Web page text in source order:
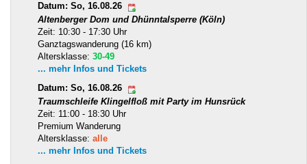
Datum: So, 16.08.26
Altenberger Dom und Dhünntalsperre (Köln)
Zeit: 10:30 - 17:30 Uhr
Ganztagswanderung (16 km)
Altersklasse: 30-49
... mehr Infos und Tickets
Datum: So, 16.08.26
Traumschleife Klingelfloß mit Party im Hunsrück
Zeit: 11:00 - 18:30 Uhr
Premium Wanderung
Altersklasse: alle
... mehr Infos und Tickets